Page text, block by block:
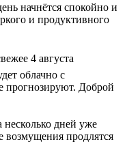
начнётся спокойно и
и продуктивного
4 августа
облачно с
прогнозируют. Доброй
дней уже
возмущения продлятся